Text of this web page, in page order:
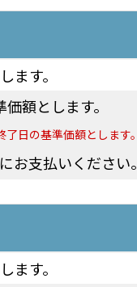
ます。
額とします。
日の基準価額とします。
お支払いください。
ます。